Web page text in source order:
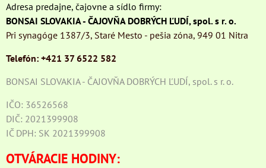
Adresa predajne, čajovne a sídlo firmy:
BONSAI SLOVAKIA - ČAJOVŇA DOBRÝCH ĽUDÍ, spol. s r. o.
Pri synagóge 1387/3, Staré Mesto - pešia zóna, 949 01 Nitra
Telefón: +421 37 6522 582
BONSAI SLOVAKIA - ČAJOVŇA DOBRÝCH ĽUDÍ, spol. s r. o.
IČO: 36526568
DIČ: 2021399908
IČ DPH: SK 2021399908
OTVÁRACIE HODINY: